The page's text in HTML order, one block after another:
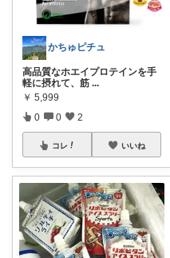
かちゅピチュ
高品質なホエイプロテインを手
軽に摂れて、筋 ...
￥ 5,999
0 0 2
コレ いいね